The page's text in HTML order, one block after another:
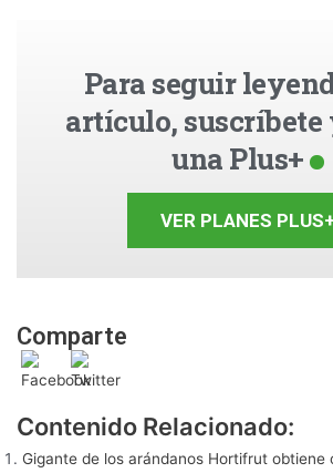
Comparte
Contenido Relacionado:
Gigante de los arándanos Hortifrut
Para seguir
artículo, suscríbete
una Plus+
VER PLANES